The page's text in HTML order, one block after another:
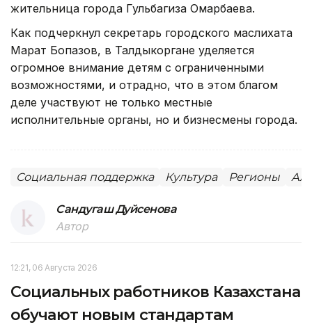
жительница города Гульбагиза Омарбаева.
Как подчеркнул секретарь городского маслихата
Марат Бопазов, в Талдыкоргане уделяется
огромное внимание детям с ограниченными
возможностями, и отрадно, что в этом благом
деле участвуют не только местные
исполнительные органы, но и бизнесмены города.
Социальная поддержка Культура Регионы
Сандугаш Дуйсенова
Автор
12:21, 06 Августа 2026
Социальных работников Казахстана
обучают новым стандартам